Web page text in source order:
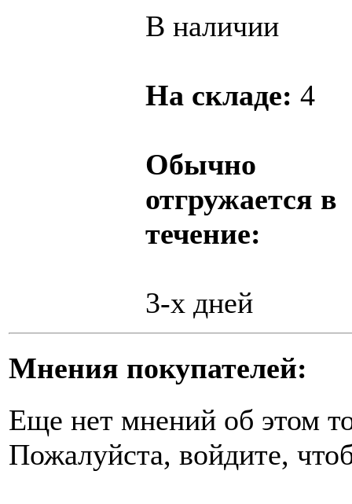
В наличии
На складе: 4
Обычно
отгружается в
течение:
3-х дней
Мнения покупателей:
Еще нет мнений об этом
Пожалуйста, войдите,